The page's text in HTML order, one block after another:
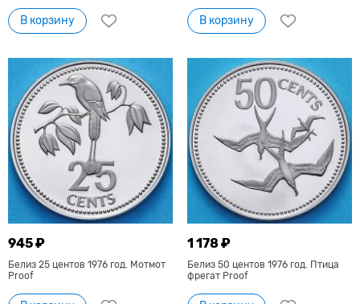
В корзину В корзину
945 ₽
Белиз 25 центов 1976 год. Мотмот
Proof
1 178 ₽
Белиз 50 центов 1976 год. Птица
фрегат Proof